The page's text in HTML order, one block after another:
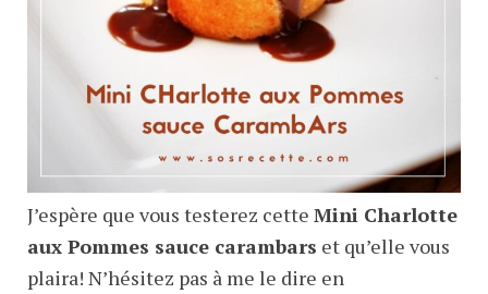
J’espère que vous testerez cette Mini Charlotte
aux Pommes sauce carambars et qu’elle vous
plaira! N’hésitez pas à me le dire en